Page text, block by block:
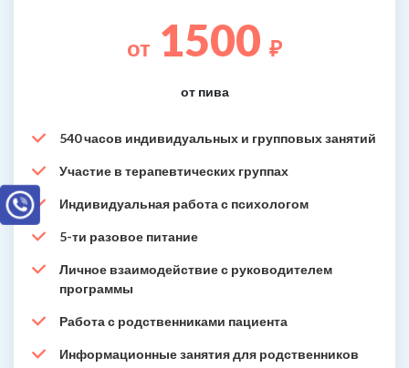
от 1500 ₽
от пива
540 часов индивидуальных и групповых занятий
Участие в терапевтических группах
Индивидуальная работа с психологом
5-ти разовое питание
Личное взаимодействие с руководителем
программы
Работа с родственниками пациента
Информационные занятия для родственников